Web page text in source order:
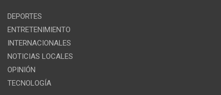
DEPORTES
ENTRETENIMIENTO
INTERNACIONALES
NOTICIAS LOCALES
OPINIÓN
TECNOLOGÍA